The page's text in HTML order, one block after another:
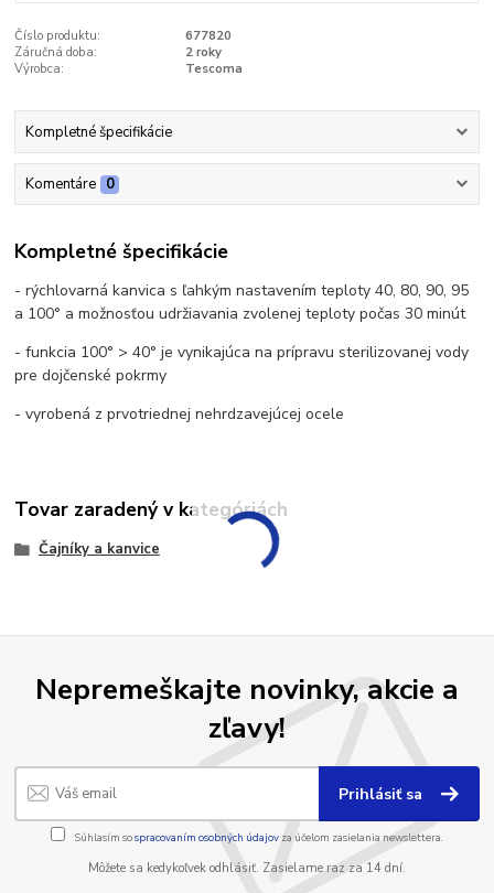
Číslo produktu:
677820
Záručná doba:
2 roky
Výrobca:
Tescoma
Kompletné špecifikácie
Komentáre 0
Kompletné špecifikácie
- rýchlovarná kanvica s ľahkým nastavením teploty 40, 80, 90, 95
a 100° a možnosťou udržiavania zvolenej teploty počas 30 minút
- funkcia 100° > 40° je vynikajúca na prípravu sterilizovanej vody
pre dojčenské pokrmy
- vyrobená z prvotriednej nehrdzavejúcej ocele
Tovar zaradený v kategóriách
Čajníky a kanvice
Nepremeškajte novinky, akcie a
zľavy!
Prihlásiť sa
Súhlasím sospracovaním osobných údajov za účelom zasielania newslettera.
Môžete sa kedykoľvek odhlásiť. Zasielame raz za 14 dní.